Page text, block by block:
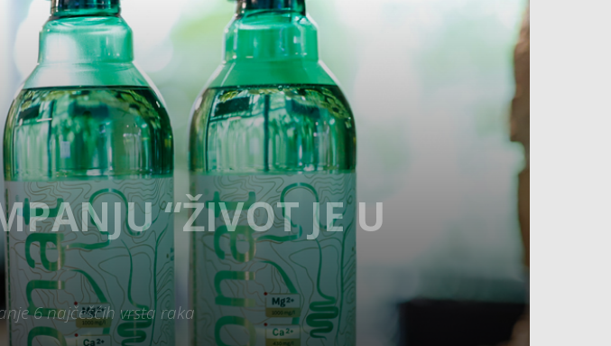
“ŽIVOT JE U
6 najčešćih vrsta raka